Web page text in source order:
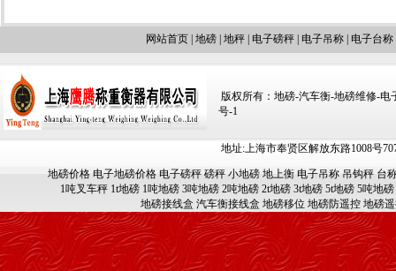
网站首页 地磅 地秤 电子磅秤 电子吊称 电子台称
版权所有：地磅-汽车衡-地磅维修-电
号-1
地址:上海市奉贤区解放东路1008号
地磅价格 电子地磅价格 电子磅秤 磅秤 小地磅 地上衡 电子吊称 吊钩秤 台
1吨叉车秤 1t地磅 1吨地磅 3吨地磅 2吨地磅 2t地磅 3t地磅 5t地磅 5吨地磅
地磅接线盒 汽车衡接线盒 地磅移位 地磅防遥控 地磅